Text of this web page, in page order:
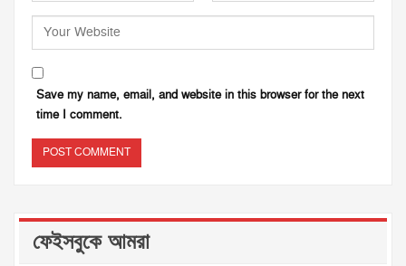
Save my name, email, and website in this browser for the next
time I comment.
ফেইসবুকে আমরা